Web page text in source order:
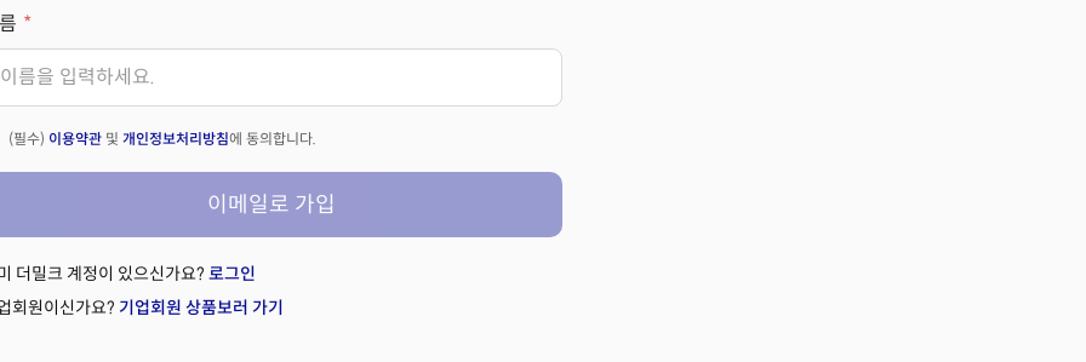
(필수) 이용약관 및 개인정보처리방침에 동의합니다.
이메일로 가입
더밀크 계정이 있으신가요? 로그인
회원이신가요? 기업회원 상품보러 가기